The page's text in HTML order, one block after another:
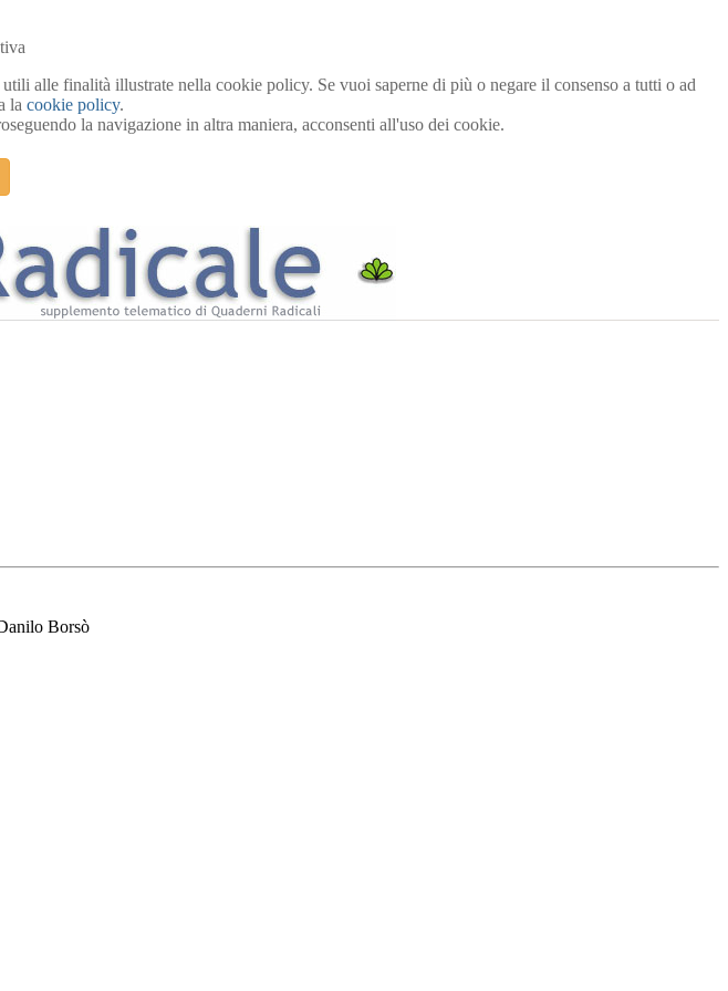
alle finalità illustrate nella cookie policy. Se vuoi saperne di più o negare il consenso a tutti o ad
la cookie policy.
la navigazione in altra maniera, acconsenti all'uso dei cookie.
Borsò